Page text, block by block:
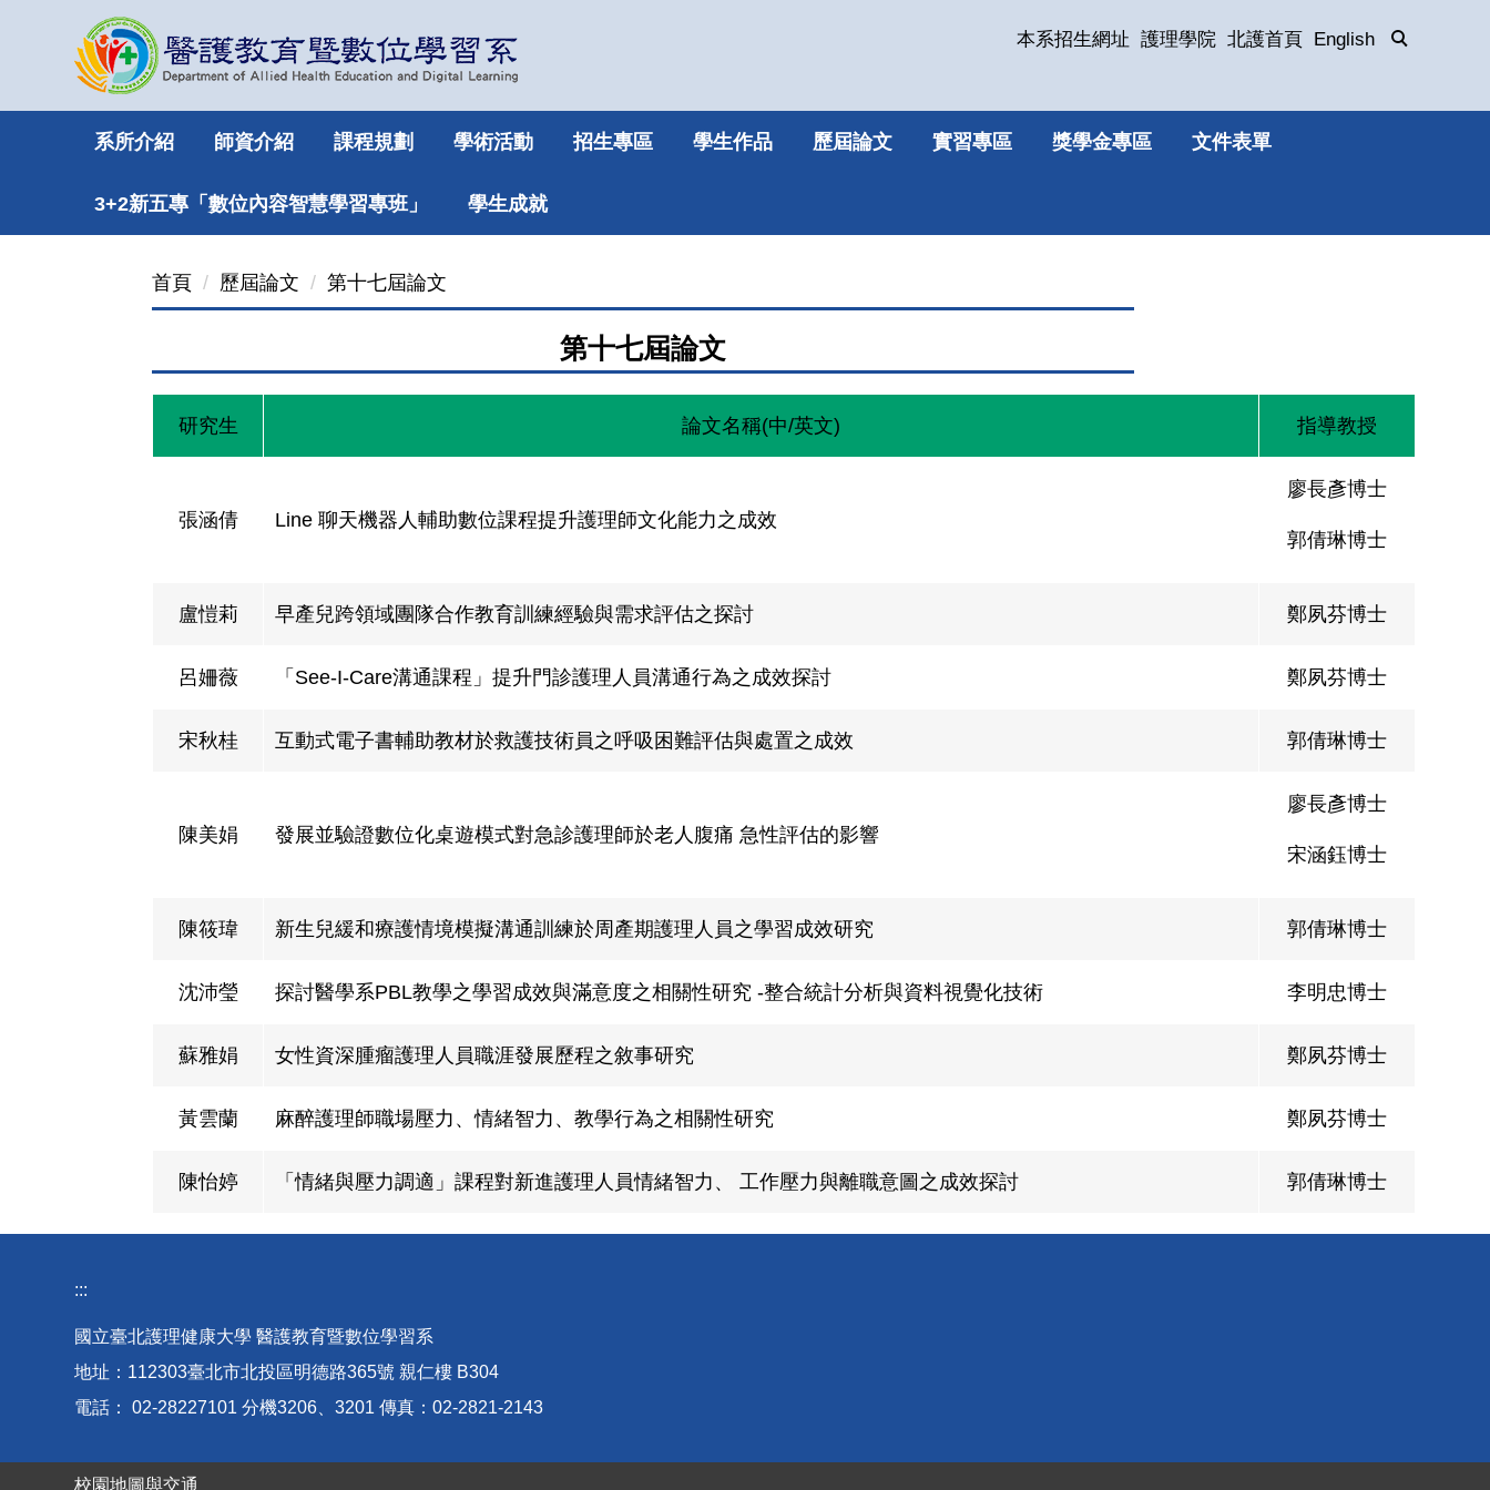
要
系所介紹 師資介紹 課程規劃 學術活動 招生專區 學生作品 歷屆論文 實習專區 獎學金專區 文件表單
3+2新五專「數位內容智慧學習專班」 學生成就
本系招生網址 護理學院 北護首頁 English
首頁 歷屆論文 第十七屆論文
第十七屆論文
研究生 論文名稱(中/英文) 指導教授
張涵倩 Line 聊天機器人輔助數位課程提升護理師文化能力之成效
廖長彥博士
郭倩琳博士
盧愷莉 早產兒跨領域團隊合作教育訓練經驗與需求評估之探討 鄭夙芬博士
呂姍薇 「See-I-Care溝通課程」提升門診護理人員溝通行為之成效探討 鄭夙芬博士
宋秋桂 互動式電子書輔助教材於救護技術員之呼吸困難評估與處置之成效 郭倩琳博士
陳美娟 發展並驗證數位化桌遊模式對急診護理師於老人腹痛 急性評估的影響
廖長彥博士
宋涵鈺博士
陳筱瑋 新生兒緩和療護情境模擬溝通訓練於周產期護理人員之學習成效研究 郭倩琳博士
沈沛瑩 探討醫學系PBL教學之學習成效與滿意度之相關性研究 -整合統計分析與資料視覺化技術 李明忠博士
蘇雅娟 女性資深腫瘤護理人員職涯發展歷程之敘事研究 鄭夙芬博士
黃雲蘭 麻醉護理師職場壓力、情緒智力、教學行為之相關性研究 鄭夙芬博士
陳怡婷 「情緒與壓力調適」課程對新進護理人員情緒智力、 工作壓力與離職意圖之成效探討 郭倩琳博士
:::
國立臺北護理健康大學 醫護教育暨數位學習系
地址：112303臺北市北投區明德路365號 親仁樓 B304
電話： 02-28227101 分機3206、3201 傳真：02-2821-2143
校園地圖與交通